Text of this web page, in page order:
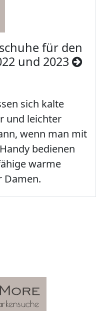
für den
und 2023
sich kalte
und leichter
wenn man mit
bedienen
warme
Damen.